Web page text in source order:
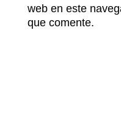
web en este
que comente.